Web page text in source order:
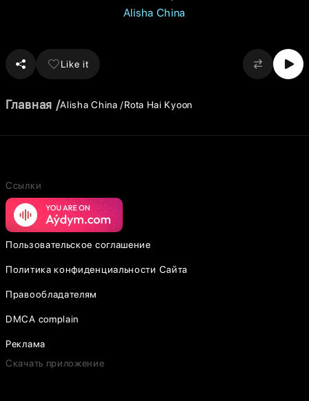
Alisha China
Like it
Главная Alisha China Rota Hai Kyoon
Ссылки
Пользовательское соглашение
Политика конфиденциальности Сайта
Правообладателям
DMCA complain
Реклама
Скачать приложение